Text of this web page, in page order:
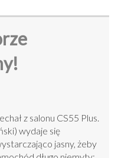
z salonu CS55 Plus.
wydaje się
jasny, żeby